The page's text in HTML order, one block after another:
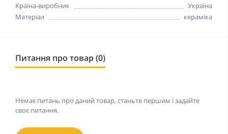
Країна-виробник
Україна
Матеріал
кераміка
Питання про товар (0)
Немає питань про даний товар, станьте першим і задайте
своє питання.